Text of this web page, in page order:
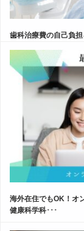
歯科治療費の自己負
海外在住でもOK！オ
健康科学科･･･